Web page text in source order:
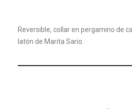
Reversible, collar en pergamino de
latón de Marita Sario.